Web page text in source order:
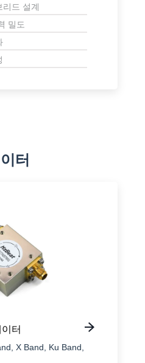
리드 설계
밀도
터
터
X Band, Ku Band,